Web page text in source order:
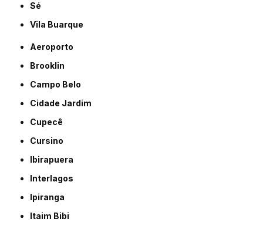
Sé
Vila Buarque
Aeroporto
Brooklin
Campo Belo
Cidade Jardim
Cupecê
Cursino
Ibirapuera
Interlagos
Ipiranga
Itaim Bibi